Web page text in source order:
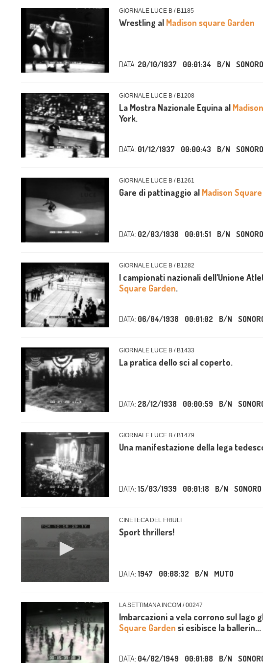
GIORNALE LUCE B / B1185
Wrestling al Madison square Garden
DATA: 20/10/1937 00:01:34 B/N SONORO
GIORNALE LUCE B / B1208
La Mostra Nazionale Equina al
York.
DATA: 01/12/1937 00:00:43 B/N SONORO
GIORNALE LUCE B / B1261
Gare di pattinaggio al Madison
DATA: 02/03/1938 00:01:51 B/N SONORO
GIORNALE LUCE B / B1282
I campionati nazionali dell'Unione
Square Garden.
DATA: 06/04/1938 00:01:02 B/N
GIORNALE LUCE B / B1433
La pratica dello sci al coperto.
DATA: 28/12/1938 00:00:59 B/N
GIORNALE LUCE B / B1479
Una manifestazione della lega
DATA: 15/03/1939 00:01:18 B/N SONORO
CINETECA DEL FRIULI
Sport thrillers!
DATA: 1947 00:08:32 B/N MUTO
LA SETTIMANA INCOM / 00247
Imbarcazioni a vela corrono sul lago
Square Garden si esibisce la ballerin...
DATA: 04/02/1949 00:01:08 B/N